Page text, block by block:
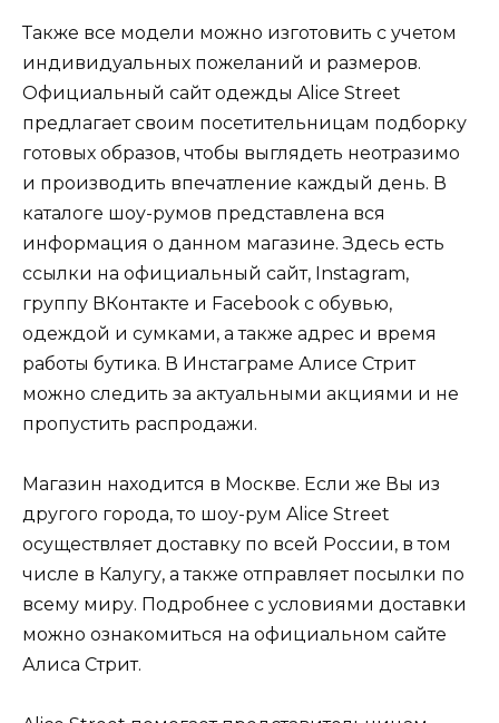
Также все модели можно изготовить с учетом
индивидуальных пожеланий и размеров.
Официальный сайт одежды Alice Street
предлагает своим посетительницам подборку
готовых образов, чтобы выглядеть неотразимо
и производить впечатление каждый день. В
каталоге шоу-румов представлена вся
информация о данном магазине. Здесь есть
ссылки на официальный сайт, Instagram,
группу ВКонтакте и Facebook с обувью,
одеждой и сумками, а также адрес и время
работы бутика. В Инстаграме Алисе Стрит
можно следить за актуальными акциями и не
пропустить распродажи.
Магазин находится в Москве. Если же Вы из
другого города, то шоу-рум Alice Street
осуществляет доставку по всей России, в том
числе в Калугу, а также отправляет посылки по
всему миру. Подробнее с условиями доставки
можно ознакомиться на официальном сайте
Алиса Стрит.